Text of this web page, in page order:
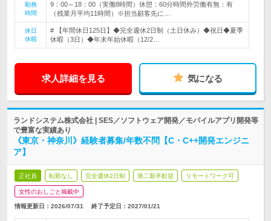
勤務
時間
9：00～18：00（実働8時間）休憩：60分時間外労働有無：有
（残業月平均11時間）※担当顧客先に…
休日
休暇
# 【年間休日125日】◆完全週休2日制（土日休み）◆祝日◆夏季
休暇（3日）◆年末年始休暇（12/2…
求人詳細を見る 気になる
ランドシステム株式会社 | SES／ソフトウェア開発／モバイルアプリ開発等
で豊富な実績あり
《東京・神奈川》経験者募集/年数不問【C・C++開発エンジニ
ア】
正社員 転勤なし 完全週休2日制 第二新卒歓迎 リモートワーク可
女性のおしごと掲載中
情報更新日：2026/07/31 終了予定日： 2027/01/21